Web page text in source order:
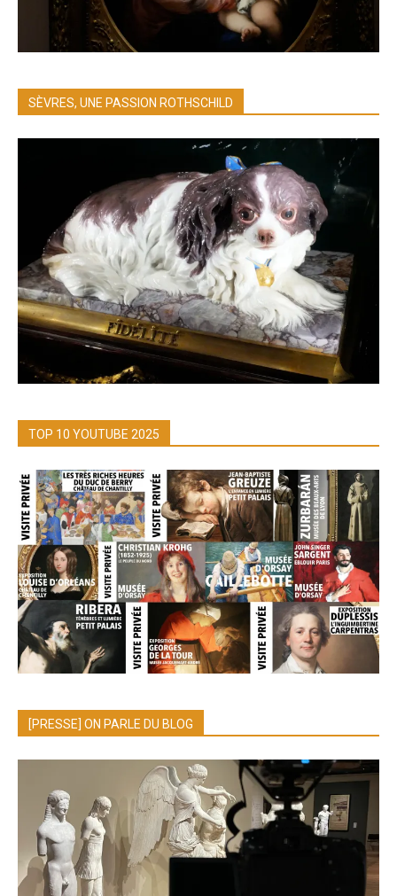
SÈVRES, UNE PASSION ROTHSCHILD
TOP 10 YOUTUBE 2025
[PRESSE] ON PARLE DU BLOG